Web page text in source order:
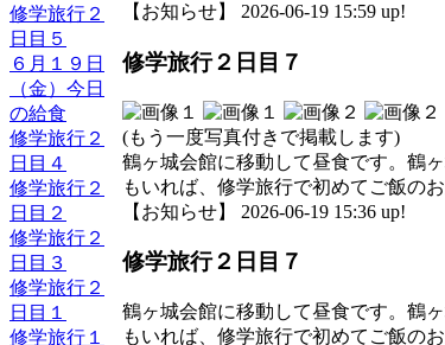
修学旅行２
日目５
６月１９日
（金）今日
の給食
修学旅行２
日目４
修学旅行２
日目２
修学旅行２
日目３
修学旅行２
日目１
修学旅行１
【お知らせ】 2026-06-19 15:59 up!
修学旅行２日目７
(もう一度写真付きで掲載します)
鶴ヶ城会館に移動して昼食です。鶴
もいれば、修学旅行で初めてご飯の
【お知らせ】 2026-06-19 15:36 up!
修学旅行２日目７
鶴ヶ城会館に移動して昼食です。鶴
もいれば、修学旅行で初めてご飯の